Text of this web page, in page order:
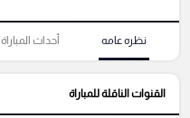
نظره عامه أحداث المباراة
القنوات الناقلة للمباراة